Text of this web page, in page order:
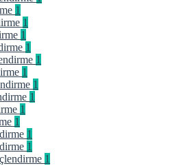
1
1
1
1
1
1
1
1
1
1
1
1
1